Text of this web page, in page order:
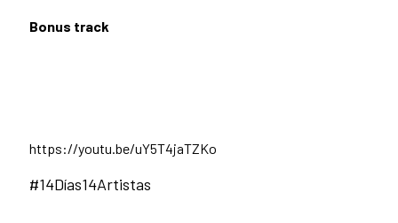
Bonus track
https://youtu.be/uY5T4jaTZKo
#14Días14Artistas